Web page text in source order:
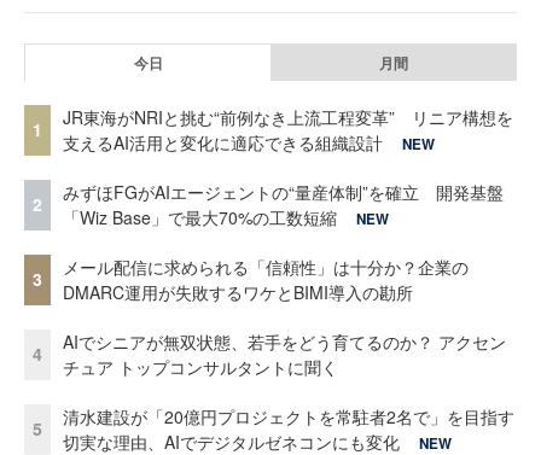
今日 月間
1
JR東海がNRIと挑む“前例なき上流工程変革” リニア構想を
支えるAI活用と変化に適応できる組織設計
NEW
2
みずほFGがAIエージェントの“量産体制”を確立 開発基盤
「Wiz Base」で最大70%の工数短縮
NEW
3
メール配信に求められる「信頼性」は十分か？企業の
DMARC運用が失敗するワケとBIMI導入の勘所
4
AIでシニアが無双状態、若手をどう育てるのか？ アクセン
チュア トップコンサルタントに聞く
5
清水建設が「20億円プロジェクトを常駐者2名で」を目指す
切実な理由、AIでデジタルゼネコンにも変化
NEW